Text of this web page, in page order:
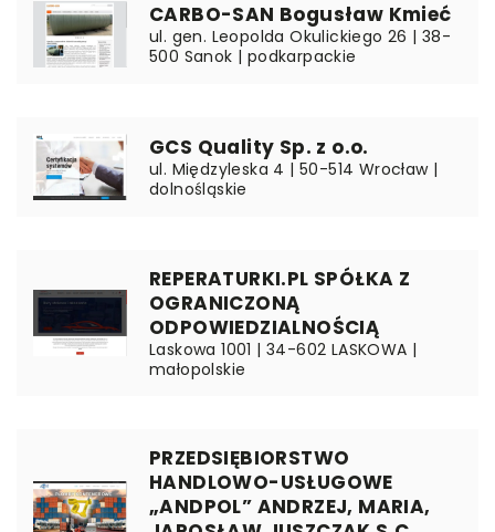
CARBO-SAN Bogusław Kmieć
ul. gen. Leopolda Okulickiego 26 | 38-
500 Sanok | podkarpackie
GCS Quality Sp. z o.o.
ul. Międzyleska 4 | 50-514 Wrocław |
dolnośląskie
REPERATURKI.PL SPÓŁKA Z
OGRANICZONĄ
ODPOWIEDZIALNOŚCIĄ
Laskowa 1001 | 34-602 LASKOWA |
małopolskie
PRZEDSIĘBIORSTWO
HANDLOWO-USŁUGOWE
„ANDPOL” ANDRZEJ, MARIA,